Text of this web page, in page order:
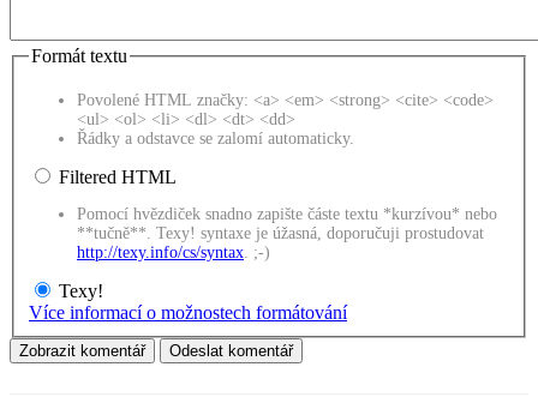
Formát textu
Povolené HTML značky: <a> <em> <strong> <cite> <code>
<ul> <ol> <li> <dl> <dt> <dd>
Řádky a odstavce se zalomí automaticky.
Filtered HTML
Pomocí hvězdiček snadno zapište částe textu *kurzívou* nebo
**tučně**. Texy! syntaxe je úžasná, doporučuji prostudovat
http://texy.info/cs/syntax . ;-)
Texy!
Více informací o možnostech formátování